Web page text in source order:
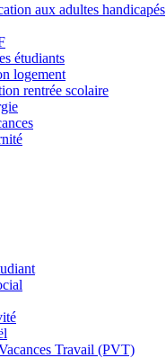
aux adultes handicapés
étudiants
logement
rentrée scolaire
Travail (PVT)